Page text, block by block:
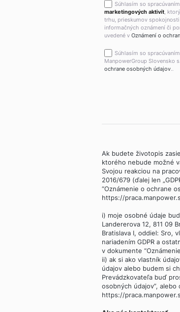
Súhlasím so
marketingových aktivít,
trhu, prieskumov
informačných oznámení či
uvedené v Oznámení o
Súhlasím so
ManpowerGroup Slovensko
ochrane osobných údajov..
Ak budete životopis
ktorého nebude možné
Svojou reakciou na
2016/679 (ďalej len
“Oznámenie o ochrane
https://
i) moje osobné údaje
Landererova 12, 811 09
Bratislava I, oddiel: Sro,
nariadením GDPR a
v dokumente
ii) ak si ako vlastník
údajov alebo budem si
Prevádzkovateľa buď
osobných údajov”,
https://